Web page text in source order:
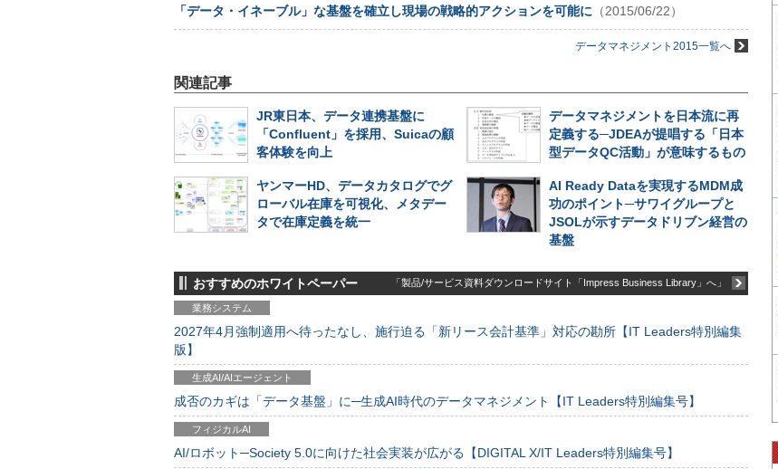
「データ・イネーブル」な基盤を確立し現場の戦略的アクションを可能に （2015/06/22）
データマネジメント2015一覧へ
関連記事
JR東日本、データ連携基盤に
「Confluent」を採用、Suicaの顧
客体験を向上
データマネジメントを日本流に再
定義する─JDEAが提唱する「日本
型データQC活動」が意味するもの
ヤンマーHD、データカタログでグ
ローバル在庫を可視化、メタデー
タで在庫定義を統一
AI Ready Dataを実現するMDM成
功のポイント─サワイグループと
JSOLが示すデータドリブン経営の
基盤
おすすめのホワイトペーパー 「製品/サービス資料ダウンロードサイト「Impress Business Library」へ」
業務システム
2027年4月強制適用へ待ったなし、施行迫る「新リース会計基準」対応の勘所【IT Leaders特別編集
版】
生成AI/AIエージェント
成否のカギは「データ基盤」に─生成AI時代のデータマネジメント【IT Leaders特別編集号】
フィジカルAI
AI/ロボット─Society 5.0に向けた社会実装が広がる【DIGITAL X/IT Leaders特別編集号】